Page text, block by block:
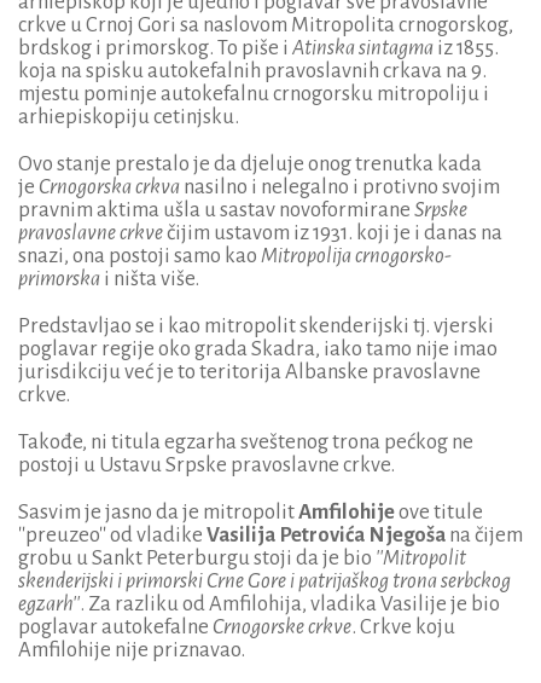
crkve u Crnoj Gori sa naslovom Mitropolita crnogorskog,
brdskog i primorskog. To piše i Atinska sintagma iz 1855.
koja na spisku autokefalnih pravoslavnih crkava na 9.
mjestu pominje autokefalnu crnogorsku mitropoliju i
arhiepiskopiju cetinjsku.
Ovo stanje prestalo je da djeluje onog trenutka kada
je Crnogorska crkva nasilno i nelegalno i protivno svojim
pravnim aktima ušla u sastav novoformirane Srpske
pravoslavne crkvečijim ustavom iz 1931. koji je i danas na
snazi, ona postoji samo kao Mitropolija crnogorsko-
primorska i ništa više.
Predstavljao se i kao mitropolit skenderijski tj. vjerski
poglavar regije oko grada Skadra, iako tamo nije imao
jurisdikciju već je to teritorija Albanske pravoslavne
crkve.
Takođe, ni titula egzarha sveštenog trona pećkog ne
postoji u Ustavu Srpske pravoslavne crkve.
Sasvim je jasno da je mitropolitAmfilohijeove titule
''preuzeo'' od vladike Vasilija Petrovića Njegoša na čijem
grobu u Sankt Peterburgu stoji da je bio ''Mitropolit
skenderijski i primorski Crne Gore i patrijaškog trona serbckog
egzarh''. Za razliku od Amfilohija, vladika Vasilije je bio
poglavar autokefalne Crnogorske crkve. Crkve koju
Amfilohije nije priznavao.